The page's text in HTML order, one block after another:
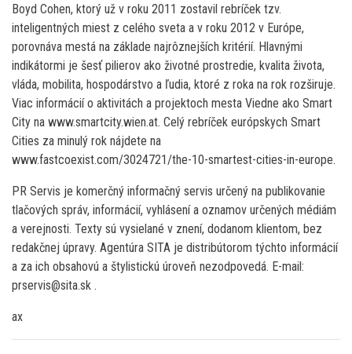
Boyd Cohen, ktorý už v roku 2011 zostavil rebríček tzv.
inteligentných miest z celého sveta a v roku 2012 v Európe,
porovnáva mestá na základe najrôznejších kritérií. Hlavnými
indikátormi je šesť pilierov ako životné prostredie, kvalita života,
vláda, mobilita, hospodárstvo a ľudia, ktoré z roka na rok rozširuje.
Viac informácií o aktivitách a projektoch mesta Viedne ako Smart
City na www.smartcity.wien.at. Celý rebríček európskych Smart
Cities za minulý rok nájdete na
www.fastcoexist.com/3024721/the-10-smartest-cities-in-europe.
PR Servis je komerčný informačný servis určený na publikovanie
tlačových správ, informácií, vyhlásení a oznamov určených médiám
a verejnosti. Texty sú vysielané v znení, dodanom klientom, bez
redakčnej úpravy. Agentúra SITA je distribútorom týchto informácií
a za ich obsahovú a štylistickú úroveň nezodpovedá. E-mail:
prservis@sita.sk .
ax